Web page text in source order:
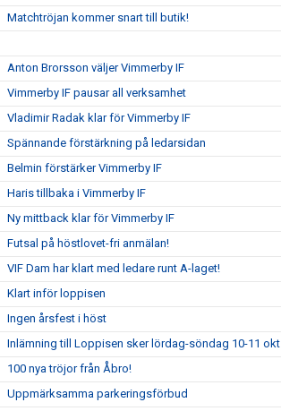
Matchtröjan kommer snart till butik!
Anton Brorsson väljer Vimmerby IF
Vimmerby IF pausar all verksamhet
Vladimir Radak klar för Vimmerby IF
Spännande förstärkning på ledarsidan
Belmin förstärker Vimmerby IF
Haris tillbaka i Vimmerby IF
Ny mittback klar för Vimmerby IF
Futsal på höstlovet-fri anmälan!
VIF Dam har klart med ledare runt A-laget!
Klart inför loppisen
Ingen årsfest i höst
Inlämning till Loppisen sker lördag-söndag 10-11 okt
100 nya tröjor från Åbro!
Uppmärksamma parkeringsförbud